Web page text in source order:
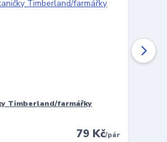
Timberland/farmářky
79 Kč/pár